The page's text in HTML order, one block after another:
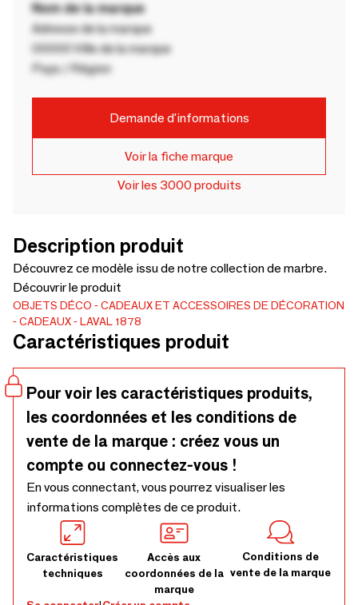
Nom de la marque
Adresse de la marque
00000 Ville de la marque
Pays / Région
Demande d'informations
Voir la fiche marque
Voir les 3000 produits
Description produit
Découvrez ce modèle issu de notre collection de marbre.
Découvrir le produit
OBJETS DÉCO
CADEAUX ET ACCESSOIRES DE DÉCORATION
CADEAUX
LAVAL 1878
Caractéristiques produit
Pour voir les caractéristiques produits,
les coordonnées et les conditions de
vente de la marque : créez vous un
compte ou connectez-vous !
En vous connectant, vous pourrez visualiser les
informations complètes de ce produit.
Caractéristiques
techniques
Accès aux
coordonnées de la
marque
Conditions de
vente de la marque